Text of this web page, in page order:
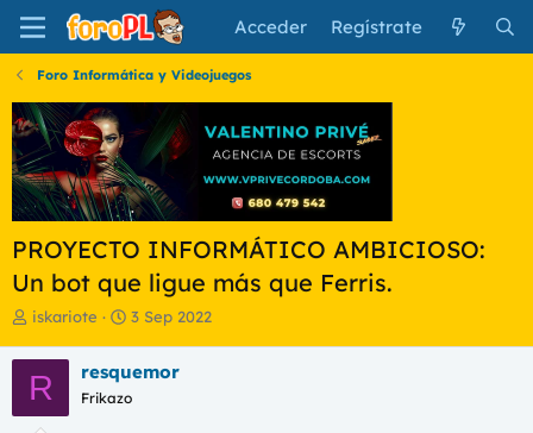
Acceder Regístrate
Foro Informática y Videojuegos
PROYECTO INFORMÁTICO AMBICIOSO:
Un bot que ligue más que Ferris.
I
i
c
i
a
iskariote
F
h
a
3 Sep 2022
R resquemor
Frikazo